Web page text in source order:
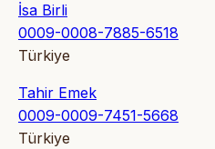
İsa Birli
0009-0008-7885-6518
Türkiye
Tahir Emek
0009-0009-7451-5668
Türkiye